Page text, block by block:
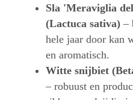
Sla 'Meraviglia
(Lactuca sativa) –
hele jaar door kan
en aromatisch.
Witte snijbiet
– robuust en